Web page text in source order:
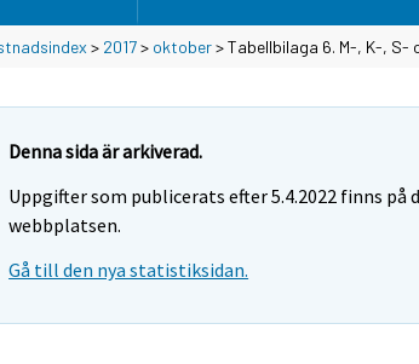
> 2017> oktober> Tabellbilaga 6. M-, K-, S-
Denna sida är arkiverad.
Uppgifter som publicerats efter 5.4.2022 finns på
webbplatsen.
Gå till den nya statistiksidan.